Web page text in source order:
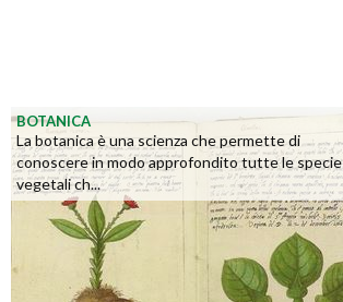
BOTANICA
La botanica è una scienza che permette di
conoscere in modo approfondito tutte le specie
vegetali ch...